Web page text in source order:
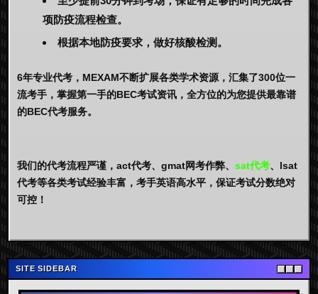
项防疫流程检查。
根据本地防疫要求，做好核酸检测。
6年专业代考，MEXAM不断扩展各类学术资源，汇集了300位一
流考手，掌握第一手的BEC考试资讯，全方位的为您提供最靠谱
的BEC代考服务。
我们的代考流程严谨，act代考、gmat网考作弊、 sat代考、lsat
代考等各类考试经验丰富，考手英语高水平，保证考试分数绝对
可控！
SITE SIDEBAR